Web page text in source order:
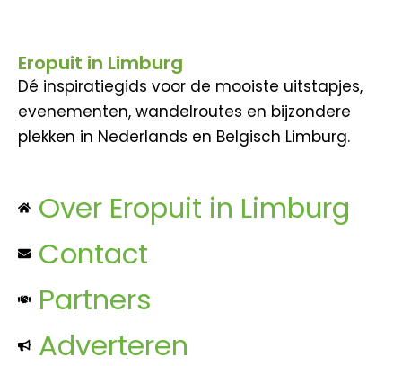
Eropuit in Limburg
Dé inspiratiegids voor de mooiste uitstapjes,
evenementen, wandelroutes en bijzondere
plekken in Nederlands en Belgisch Limburg.
Over Eropuit in Limburg
Contact
Partners
Adverteren